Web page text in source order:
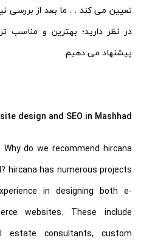
تعیین می کند . . ما بعد از بررسی
در نظر دارید؛ بهترین و مناسب
پیشنهاد می دهیم.
design and SEO in Mashhad
Why do we recommend hircana
hircana has numerous projects
in designing both e-
websites. These include
estate consultants, custom